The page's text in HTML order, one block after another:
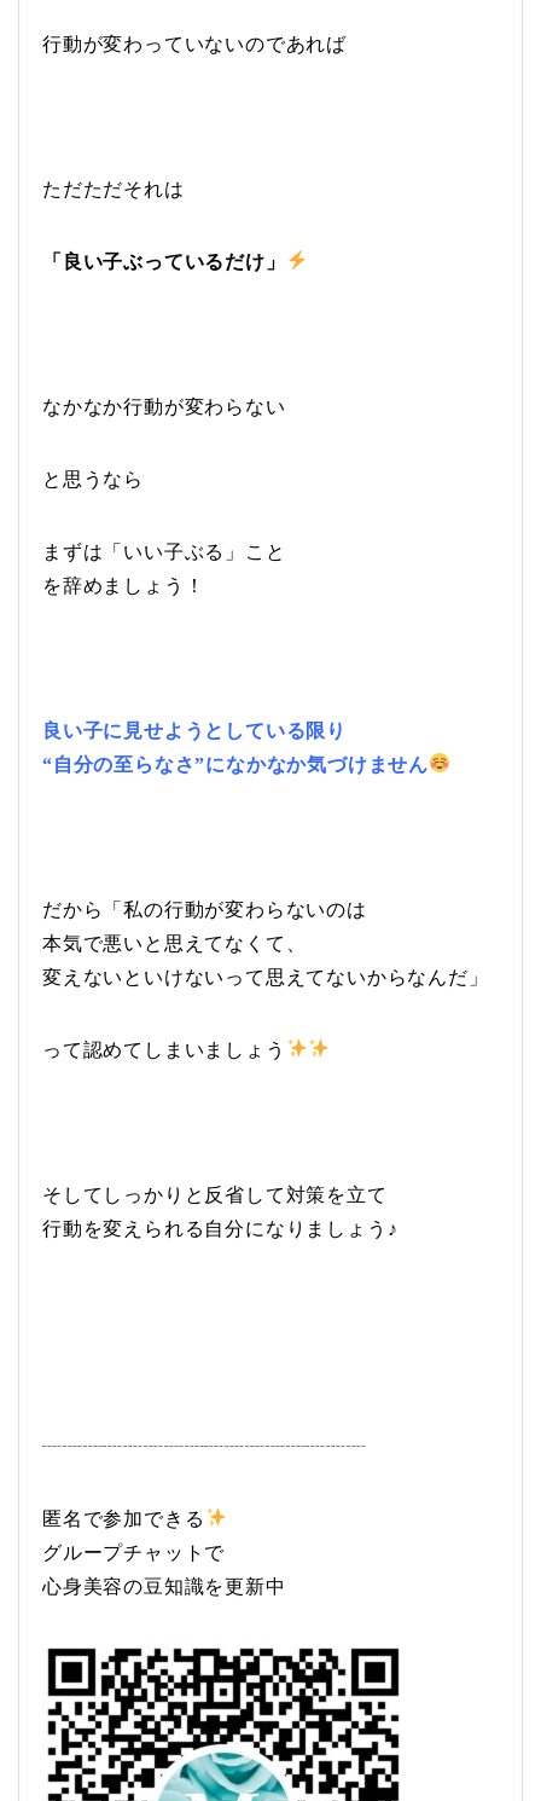
行動が変わっていないのであれば
ただただそれは
「良い子ぶっているだけ」
なかなか行動が変わらない
と思うなら
まずは「いい子ぶる」こと
を辞めましょう！
良い子に見せようとしている限り
“自分の至らなさ”になかなか気づけません
だから「私の行動が変わらないのは
本気で悪いと思えてなくて、
変えないといけないって思えてないからなんだ」
って認めてしまいましょう
そしてしっかりと反省して対策を立て
行動を変えられる自分になりましょう♪
┈┈┈┈┈┈┈┈┈┈┈┈┈┈┈┈
匿名で参加できる
グループチャットで
心身美容の豆知識を更新中